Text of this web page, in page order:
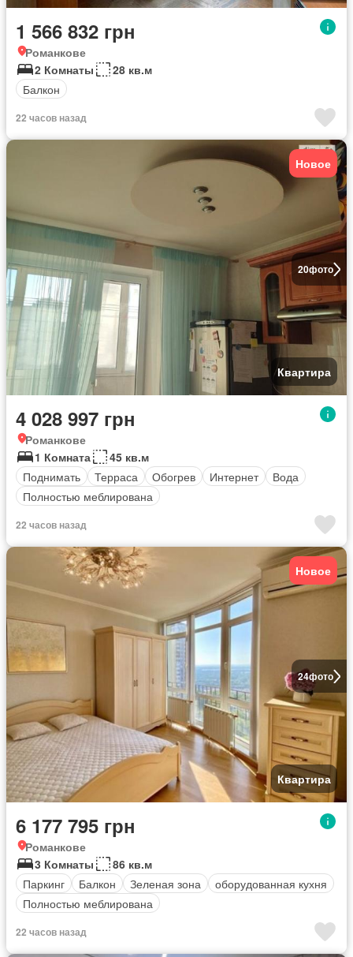
1 566 832 грн
Романкове
2 Комнаты
28 кв.м
Балкон
22 часов назад
20фото
Новое
Квартира
4 028 997 грн
Романкове
1 Комната
45 кв.м
Поднимать
Терраса Обогрев Интернет
Вода
Полностью меблирована
22 часов назад
24фото
Новое
Квартира
6 177 795 грн
Романкове
3 Комнаты
86 кв.м
Паркинг
Балкон Зеленая зона
оборудованная кухня
Полностью меблирована
22 часов назад